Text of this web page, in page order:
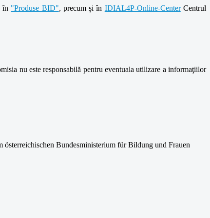
în "Produse BID", precum și în IDIAL4P-Online-CenterCentrul
nu este responsabilă pentru eventuala utilizare a informaţiilor
österreichischen Bundesministerium für Bildung und Frauen